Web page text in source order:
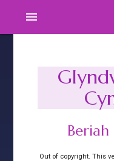
menu
Beriah
Out of copyright. This